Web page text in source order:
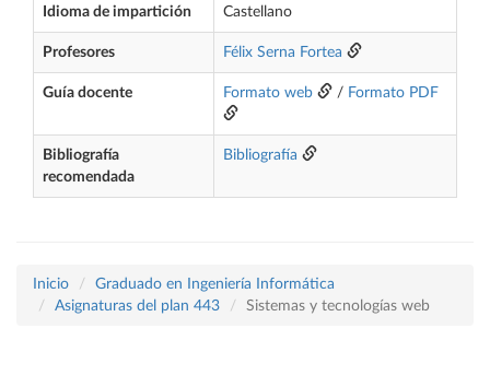
Idioma de impartición Castellano
Profesores Félix Serna Fortea
Guía docente Formato web / Formato PDF
Bibliografía
recomendada
Bibliografía
Inicio
Graduado en Ingeniería Informática
Asignaturas del plan 443
Sistemas y tecnologías web